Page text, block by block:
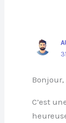
Bonjour,
C’est